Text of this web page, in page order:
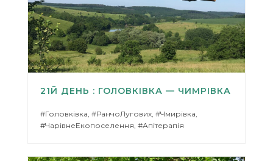
21Й ДЕНЬ : ГОЛОВКІВКА — ЧИМРІВКА
#Головківка, #РанчоЛугових, #Чмирівка,
#ЧарівнеЕкопоселення, #Апітерапія